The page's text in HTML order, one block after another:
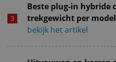
Beste plug-in hybride
trekgewicht per model
bekijk het artikel